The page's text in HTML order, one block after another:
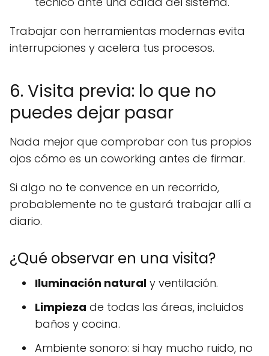
Trabajar con herramientas modernas evita
interrupciones y acelera tus procesos.
6. Visita previa: lo que no
puedes dejar pasar
Nada mejor que comprobar con tus propios
ojos cómo es un coworking antes de firmar.
Si algo no te convence en un recorrido,
probablemente no te gustará trabajar allí a
diario.
¿Qué observar en una visita?
Iluminación natural y ventilación.
Limpieza de todas las áreas, incluidos
baños y cocina.
Ambiente sonoro: si hay mucho ruido, no